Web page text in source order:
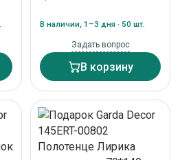
хлопок бежевое
18303
В наличии, 1–3 дня · 50 шт.
Задать вопрос
В корзину